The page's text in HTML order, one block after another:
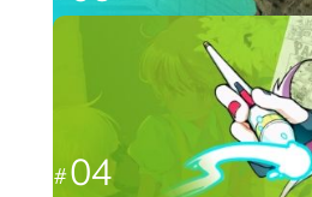
CGと映像を駆使して、人々を魅了する
04